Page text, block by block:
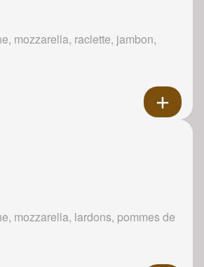
mozzarella, raclette, jambon,
mozzarella, lardons, pommes de